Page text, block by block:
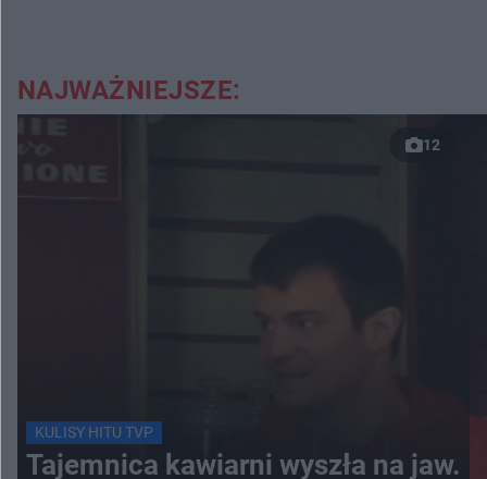
NAJWAŻNIEJSZE:
12
KULISY HITU TVP
Tajemnica kawiarni wyszła na jaw.